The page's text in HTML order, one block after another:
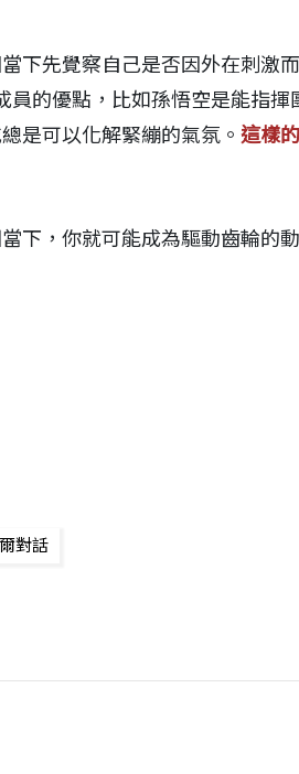
下先覺察自己是否因外在刺激
員的優點，比如孫悟空是能指揮
是可以化解緊繃的氣氛。 這樣
下，你就可能成為驅動齒輪的動
對話